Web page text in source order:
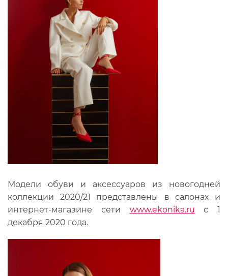
Модели обуви и аксессуаров из новогодней
коллекции 2020/21 представлены в салонах и
интернет-магазине сети www.ekonika.ru с 1
декабря 2020 года.